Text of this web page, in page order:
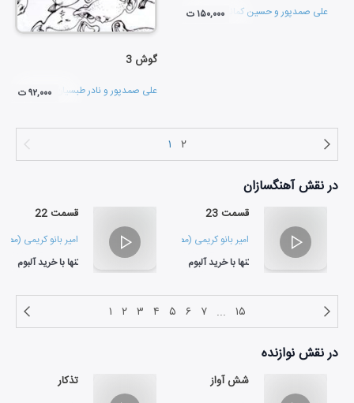
علی صمدپور و حسین کمانی۱۵۰,۰۰۰ ت
گوش 3
علی صمدپور و نادر طبسیان ۹۲,۰۰۰ ت
۱ ۲
در نقشآهنگسازان
قسمت 23
امیر بانو کریمی (مصفا) ژرژ پطرسی
۰۳:۳۷
تنها با خرید آلبوم
قسمت 22
امیر بانو کریمی
۰۲:۵۳
تنها با خرید آلبوم
۱ ۲ ۳ ۴ ۵ ۶ ۷ ... ۱۵
در نقشنوازنده
شش آواز تذکار